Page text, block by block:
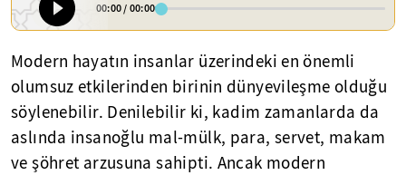
00:00/00:00
Modern hayatın insanlar üzerindeki en önemli
olumsuz etkilerinden birinin dünyevileşme olduğu
söylenebilir. Denilebilir ki, kadim zamanlarda da
aslında insanoğlu mal-mülk, para, servet, makam
ve şöhret arzusuna sahipti. Ancak modern